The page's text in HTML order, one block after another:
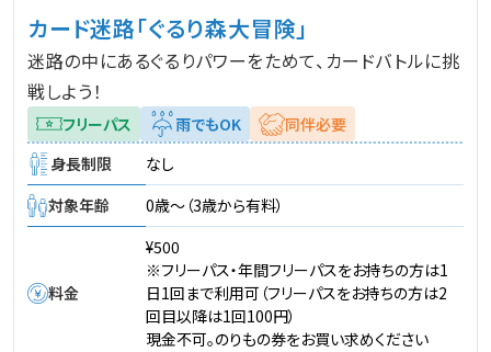
カード迷路「ぐるり森大冒険」
迷路の中にあるぐるりパワーをためて、カードバトルに挑
戦しよう！
フリーパス 雨でもOK
同伴必要
身長制限
なし
対象年齢
0歳～（3歳から有料）
料金
¥500
※フリーパス・年間フリーパスをお持ちの方は1
日1回まで利用可（フリーパスをお持ちの方は2
回目以降は1回100円）
現金不可。のりもの券をお買い求めください